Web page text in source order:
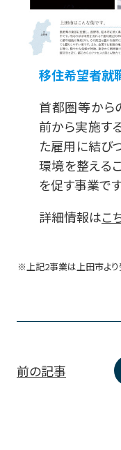
移住希望者就
首都圏等から
前から実施す
た雇用に結び
環境を整える
を促す事業です
詳細情報はこ
※上記2事業は上田市より
前の記事